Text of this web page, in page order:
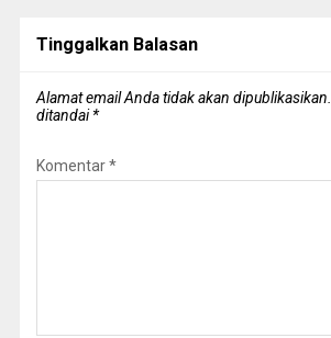
Tinggalkan Balasan
Alamat email Anda tidak akan dipublikasikan.
ditandai*
Komentar*